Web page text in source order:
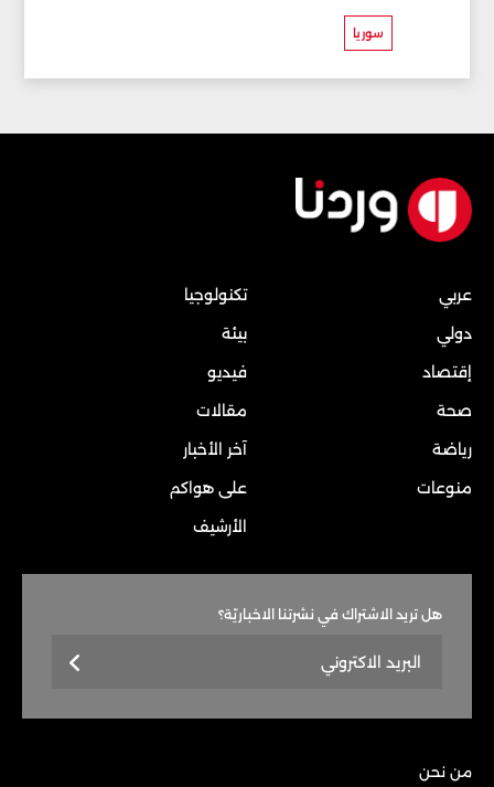
سوريا
عربي
دولي
إقتصاد
صحة
رياضة
منوعات
تكنولوجيا
بيئة
فيديو
مقالات
آخر الأخبار
على هواكم
الأرشيف
هل تريد الاشتراك في نشرتنا الاخباريّة؟
من نحن